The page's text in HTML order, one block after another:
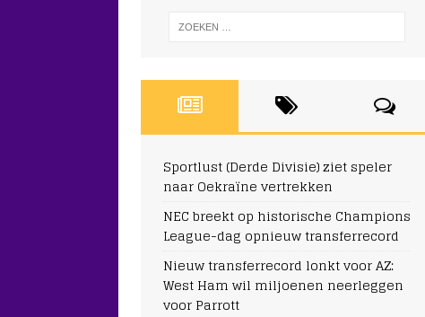
Sportlust (Derde Divisie) ziet speler
naar Oekraïne vertrekken
NEC breekt op historische Champions
League-dag opnieuw transferrecord
Nieuw transferrecord lonkt voor AZ:
West Ham wil miljoenen neerleggen
voor Parrott